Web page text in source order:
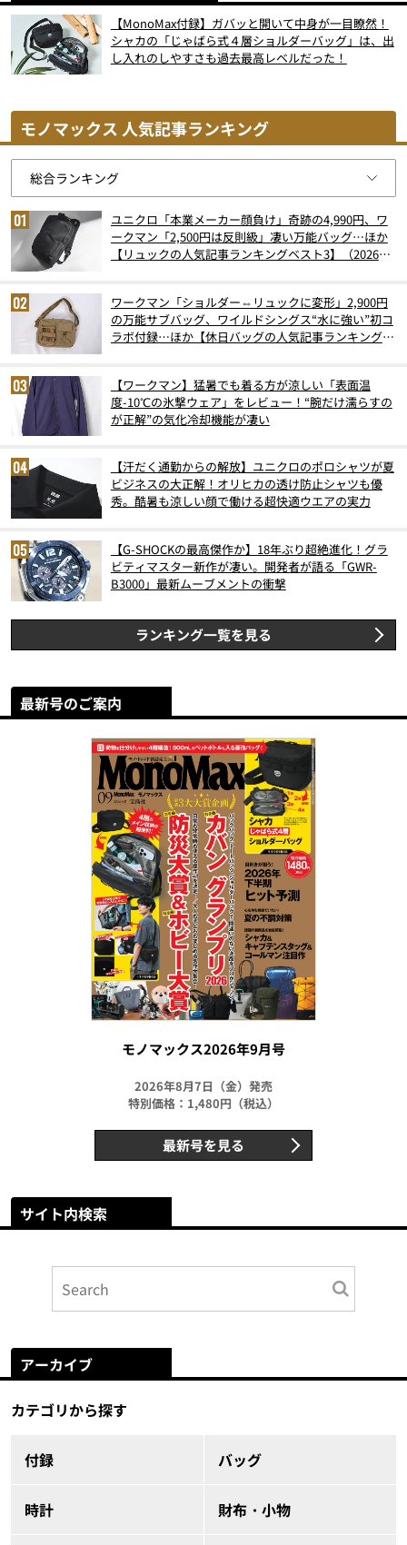
【MonoMax付録】ガバッと開いて中身が一目瞭然！
シャカの「じゃばら式４層ショルダーバッグ」は、出
し入れのしやすさも過去最高レベルだった！
モノマックス 人気記事ランキング
ユニクロ「本業メーカー顔負け」奇跡の4,990円、ワ
ークマン「2,500円は反則級」凄い万能バッグ…ほか
【リュックの人気記事ランキングベスト3】（2026年
ワークマン「ショルダー⇔リュックに変形」2,900円
の万能サブバッグ、ワイルドシングス“水に強い”初コ
ラボ付録…ほか【休日バッグの人気記事ランキングベ
【ワークマン】猛暑でも着る方が涼しい「表面温
度-10℃の氷撃ウェア」をレビュー！“腕だけ濡らすの
が正解”の気化冷却機能が凄い
【汗だく通勤からの解放】ユニクロのポロシャツが夏
ビジネスの大正解！オリヒカの透け防止シャツも優
秀。酷暑も涼しい顔で働ける超快適ウエアの実力
【G-SHOCKの最高傑作か】18年ぶり超絶進化！グラ
ビティマスター新作が凄い。開発者が語る「GWR-
B3000」最新ムーブメントの衝撃
ランキング一覧を見る
最新号のご案内
モノマックス2026年9月号
2026年8月7日（金）発売
特別価格：1,480円（税込）
最新号を見る
サイト内検索
アーカイブ
カテゴリから探す
付録 バッグ
時計 財布・小物